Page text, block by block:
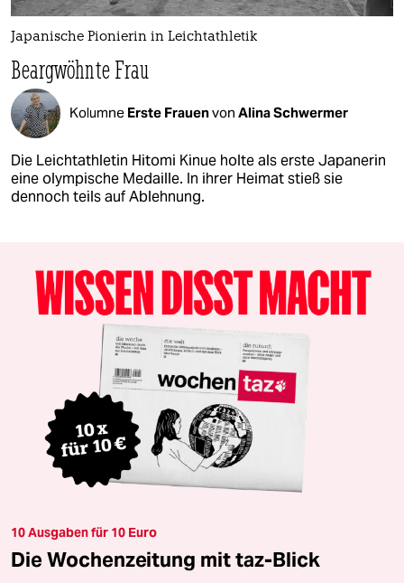
Japanische Pionierin in Leichtathletik
Beargwöhnte Frau
Kolumne Erste Frauenvon Alina Schwermer
Die Leichtathletin Hitomi Kinue holte als erste Japanerin
eine olympische Medaille. In ihrer Heimat stieß sie
dennoch teils auf Ablehnung.
10 Ausgaben für 10 Euro
Die Wochenzeitung mit taz-Blick